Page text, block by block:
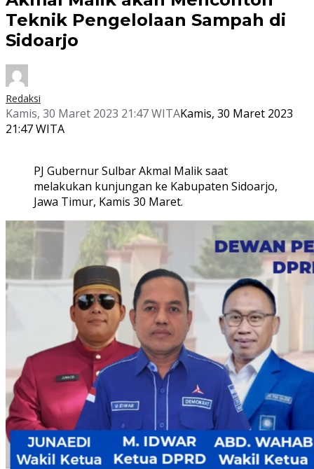
Teknik Pengelolaan Sampah di
Sidoarjo
Redaksi
Kamis, 30 Maret 2023 21:47 WITAKamis, 30 Maret 2023
21:47 WITA
PJ Gubernur Sulbar Akmal Malik saat
melakukan kunjungan ke Kabupaten Sidoarjo,
Jawa Timur, Kamis 30 Maret.